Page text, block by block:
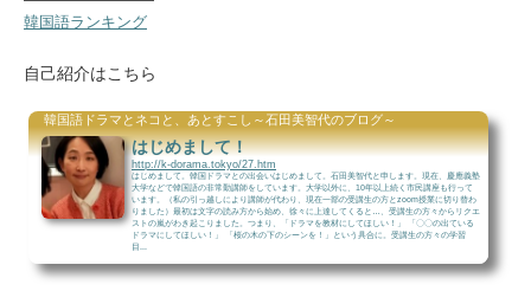
韓国語ランキング
自己紹介はこちら
韓国語ドラマとネコと、あとすこし～石田美智代のブログ～
はじめまして！
http://k-dorama.tokyo/27.htm
はじめまして。韓国ドラマとの出会いはじめまして。石田美智代と申します。現在、慶應義塾
大学などで韓国語の非常勤講師をしています。大学以外に、10年以上続く市民講座も行って
います。（私の引っ越しにより講師が代わり、現在一部の受講生の方とzoom授業に切り替わ
りました）最初は文字の読み方から始め、徐々に上達してくると…、受講生の方々からリクエ
ストの嵐がわき起こりました。つまり、「ドラマを教材にしてほしい！」 「〇〇の出ている
ドラマにしてほしい！」 「桜の木の下のシーンを！」という具合に。受講生の方々の学習
目...